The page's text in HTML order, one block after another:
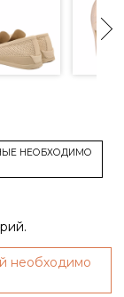
НЕОБХОДИМО
необходимо